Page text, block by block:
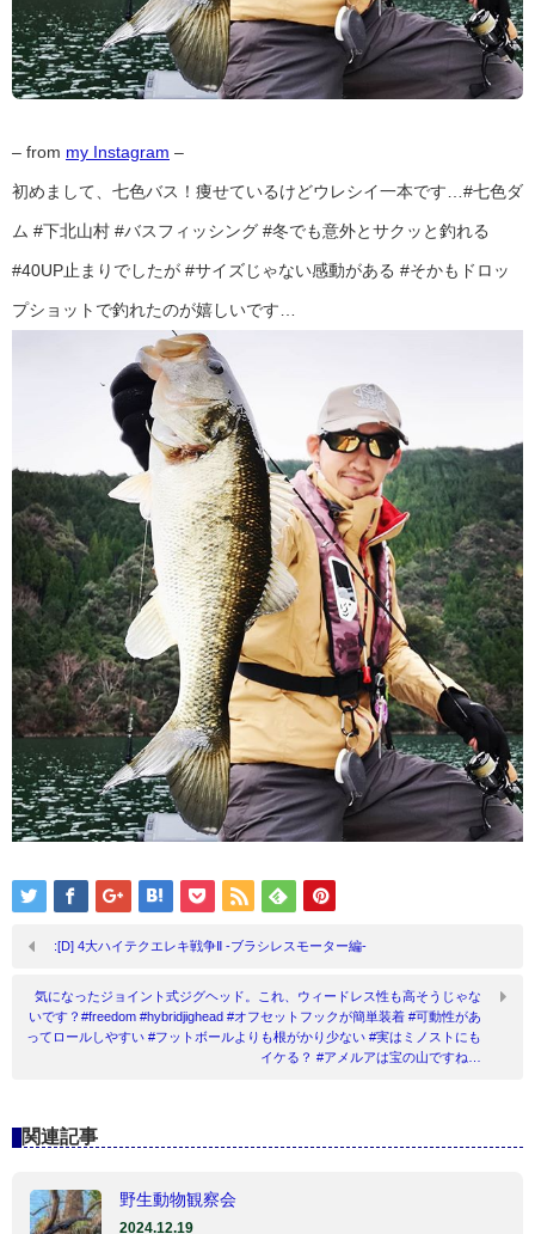
– from my Instagram –
初めまして、七色バス！痩せているけどウレシイ一本です…#七色ダ
ム #下北山村 #バスフィッシング #冬でも意外とサクッと釣れる
#40UP止まりでしたが #サイズじゃない感動がある #そかもドロッ
プショットで釣れたのが嬉しいです…
:[D] 4大ハイテクエレキ戦争Ⅱ -ブラシレスモーター編-
気になったジョイント式ジグヘッド。これ、ウィードレス性も高そうじゃな
いです？#freedom #hybridjighead #オフセットフックが簡単装着 #可動性があ
ってロールしやすい #フットボールよりも根がかり少ない #実はミノストにも
イケる？ #アメルアは宝の山ですね…
関連記事
野生動物観察会
2024.12.19